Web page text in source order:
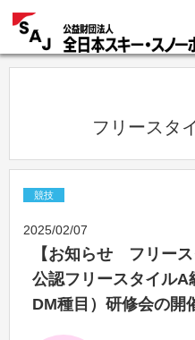
フ
競技
2025/02/07
【お知らせ フリー
公認フリースタイルA
DM種目）研修会の開